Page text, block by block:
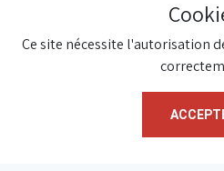
© JazzInBelgium 2026 ( Version 1.1.2)
Ce site nécessite l'autorisation